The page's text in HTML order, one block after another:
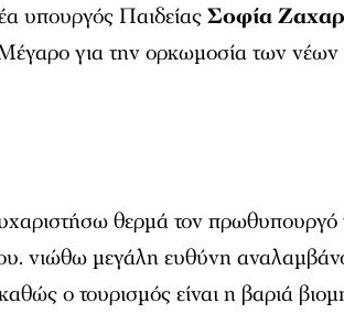
υπουργός ΠαιδείαςΣοφία
για την ορκωμοσία των
θερμά τον πρωθυπουργό
νιώθω μεγάλη ευθύνη
ο τουρισμός είναι η βαριά